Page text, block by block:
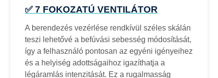
✅ 7 FOKOZATÚ VENTILÁTOR
A berendezés vezérlése rendkívül széles skálán
teszi lehetővé a befúvási sebesség módosítását,
így a felhasználó pontosan az egyéni igényeihez
és a helyiség adottságaihoz igazíthatja a
légáramlás intenzitását. Ez a rugalmasság